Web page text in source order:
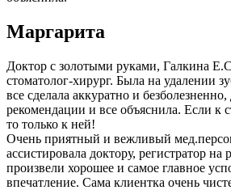
Маргарита
Доктор с золотыми руками, Галкина
стоматолог-хирург. Была на удалении
все сделала аккуратно и безболезненно,
рекомендации и все объяснила. Если к
то только к ней!
Очень приятный и вежливый
ассистировала доктору, регистратор на
произвели хорошее и самое главное
впечатление. Сама клиентка очень